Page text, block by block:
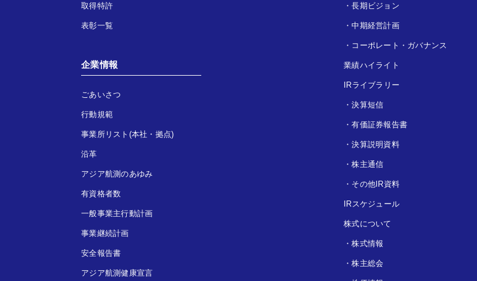
取得特許
表彰一覧
企業情報
ごあいさつ
行動規範
事業所リスト(本社・拠点)
沿革
アジア航測のあゆみ
有資格者数
一般事業主行動計画
事業継続計画
安全報告書
アジア航測健康宣言
・長期ビジョン
・中期経営計画
・ コーポレート・ガバナンス
業績ハイライト
IRライブラリー
・決算短信
・有価証券報告書
・決算説明資料
・株主通信
・ その他IR資料
IRスケジュール
株式について
・株式情報
・株主総会